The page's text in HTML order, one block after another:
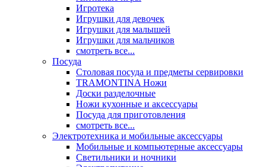
Игротека
Игрушки для девочек
Игрушки для малышей
Игрушки для мальчиков
смотреть все...
Посуда
Столовая посуда и предметы сервировки
TRAMONTINA Ножи
Доски разделочные
Ножи кухонные и аксессуары
Посуда для приготовления
смотреть все...
Электротехника и мобильные аксессуары
Мобильные и компьютерные аксессуары
Светильники и ночники